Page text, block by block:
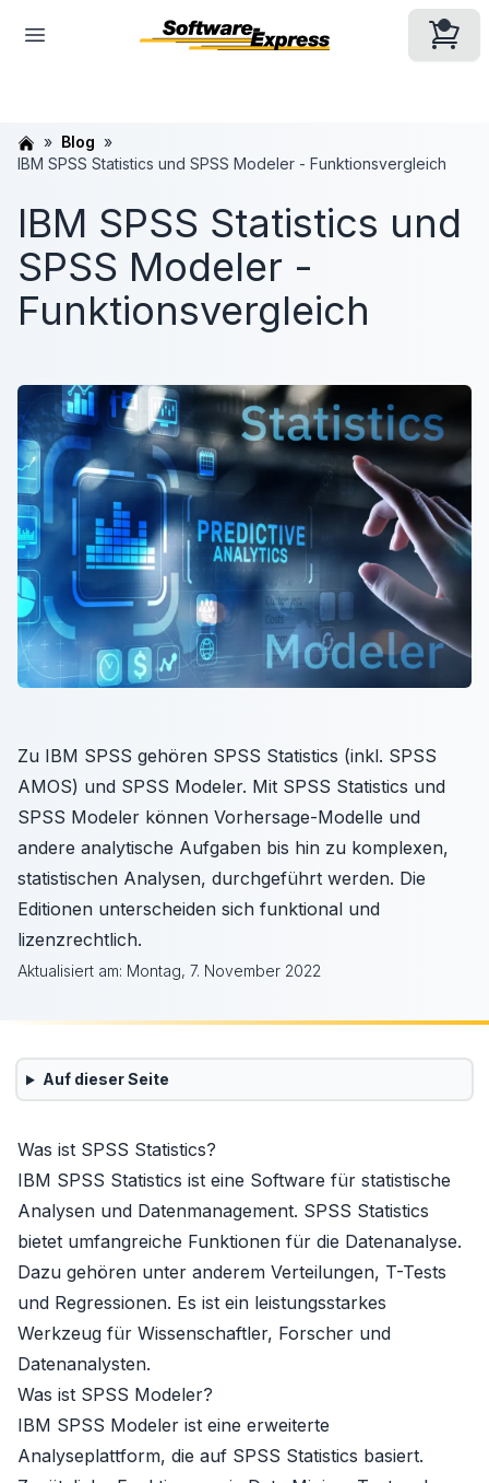
Blog
IBM SPSS Statistics und SPSS Modeler - Funktionsvergleich
IBM SPSS Statistics und
SPSS Modeler -
Funktionsvergleich
Zu IBM SPSS gehören SPSS Statistics (inkl. SPSS
AMOS) und SPSS Modeler. Mit SPSS Statistics und
SPSS Modeler können Vorhersage-Modelle und
andere analytische Aufgaben bis hin zu komplexen,
statistischen Analysen, durchgeführt werden. Die
Editionen unterscheiden sich funktional und
lizenzrechtlich.
Aktualisiert am: Montag, 7. November 2022
Auf dieser Seite
Was ist SPSS Statistics?
IBM SPSS Statistics ist eine Software für statistische
Analysen und Datenmanagement. SPSS Statistics
bietet umfangreiche Funktionen für die Datenanalyse.
Dazu gehören unter anderem Verteilungen, T-Tests
und Regressionen. Es ist ein leistungsstarkes
Werkzeug für Wissenschaftler, Forscher und
Datenanalysten.
Was ist SPSS Modeler?
IBM SPSS Modeler ist eine erweiterte
Analyseplattform, die auf SPSS Statistics basiert.